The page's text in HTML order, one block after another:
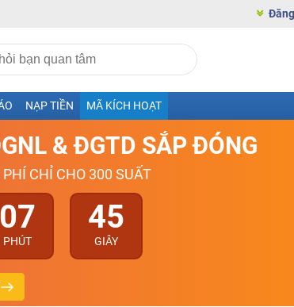
NẠP TIỀN MÃ KÍCH HOẠT
& ĐGTD SẮP ĐÓNG
CHỈ CHO 300 SUẤT
07
PHÚT
44
GIÂY